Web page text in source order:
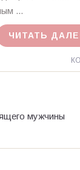
...
ЧИТАТЬ
мужчины